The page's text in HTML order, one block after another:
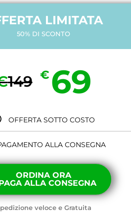
LIMITATA
50% DI SCONTO
149 € 69
OFFERTA SOTTO COSTO
ALLA CONSEGNA
ORDINA ORA
ALLA CONSEGNA
veloce e Gratuita